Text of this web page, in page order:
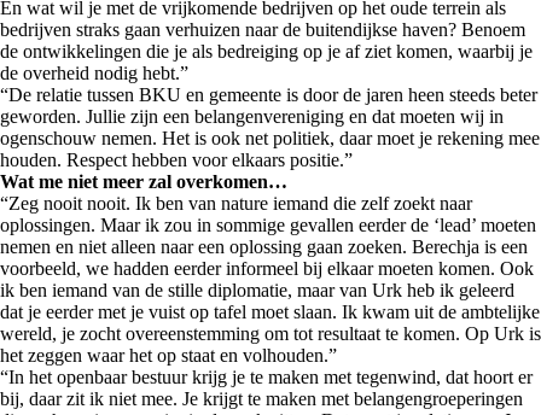
En wat wil je met de vrijkomende bedrijven op het oude terrein als
bedrijven straks gaan verhuizen naar de buitendijkse haven? Benoem
de ontwikkelingen die je als bedreiging op je af ziet komen, waarbij je
de overheid nodig hebt.”
“De relatie tussen BKU en gemeente is door de jaren heen steeds beter
geworden. Jullie zijn een belangenvereniging en dat moeten wij in
ogenschouw nemen. Het is ook net politiek, daar moet je rekening mee
houden. Respect hebben voor elkaars positie.”
Wat me niet meer zal overkomen…
“Zeg nooit nooit. Ik ben van nature iemand die zelf zoekt naar
oplossingen. Maar ik zou in sommige gevallen eerder de ‘lead’ moeten
nemen en niet alleen naar een oplossing gaan zoeken. Berechja is een
voorbeeld, we hadden eerder informeel bij elkaar moeten komen. Ook
ik ben iemand van de stille diplomatie, maar van Urk heb ik geleerd
dat je eerder met je vuist op tafel moet slaan. Ik kwam uit de ambtelijke
wereld, je zocht overeenstemming om tot resultaat te komen. Op Urk is
het zeggen waar het op staat en volhouden.”
“In het openbaar bestuur krijg je te maken met tegenwind, dat hoort er
bij, daar zit ik niet mee. Je krijgt te maken met belangengroeperingen